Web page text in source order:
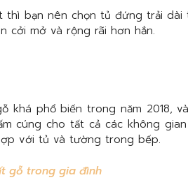
bạn nên chọn tủ đứng trải dài
cởi mở và rộng rãi hơn hẳn.
khá phổ biến trong năm 2018,
cúng cho tất cả các không
với tủ và tường trong bếp.
gỗ trong gia đình